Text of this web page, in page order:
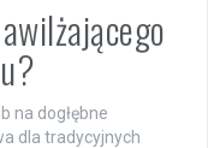
na dogłębne
dla tradycyjnych